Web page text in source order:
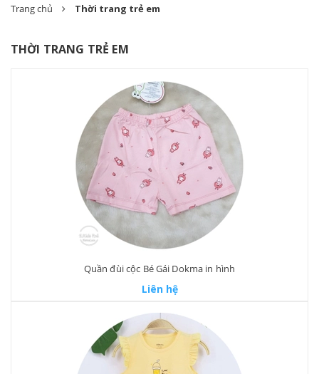
Trang chủ Thời trang trẻ em
THỜI TRANG TRẺ EM
Quần đùi cộc Bé Gái Dokma in hình
Liên hệ